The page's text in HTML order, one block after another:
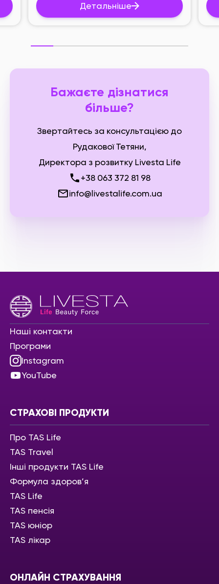
Детальніше
Бажаєте дізнатися
більше?
Звертайтесь за консультацією до
Рудакової Тетяни,
Директора з розвитку Livesta Life
+38 063 372 81 98
info@livestalife.com.ua
Наші контакти
Програми
Instagram
YouTube
СТРАХОВІ ПРОДУКТИ
Про TAS Life
TAS Travel
Інші продукти TAS Life
Формула здоров’я
TAS Life
TAS пенсія
TAS юніор
TAS лікар
ОНЛАЙН СТРАХУВАННЯ